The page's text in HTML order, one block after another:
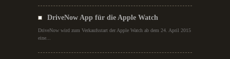
DriveNow App für die Apple Watch
DriveNow wird zum Verkaufsstart der Apple Watch ab dem 24. April 2015
eine...